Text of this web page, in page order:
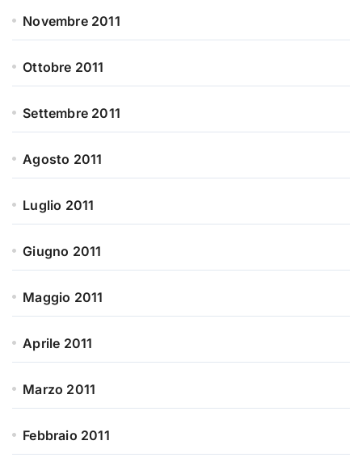
Novembre 2011
Ottobre 2011
Settembre 2011
Agosto 2011
Luglio 2011
Giugno 2011
Maggio 2011
Aprile 2011
Marzo 2011
Febbraio 2011